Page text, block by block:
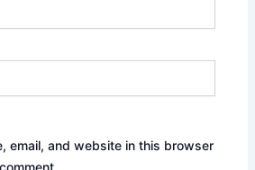
email, and website in this browser